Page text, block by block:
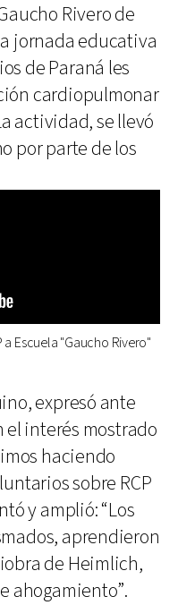
Rivero de
jornada educativa
de Paraná les
cardiopulmonar
actividad, se llevó
por parte de los
Escuela "Gaucho Rivero"
expresó ante
interés mostrado
haciendo
sobre RCP
y amplió: “Los
aprendieron
de Heimlich,
ahogamiento”.